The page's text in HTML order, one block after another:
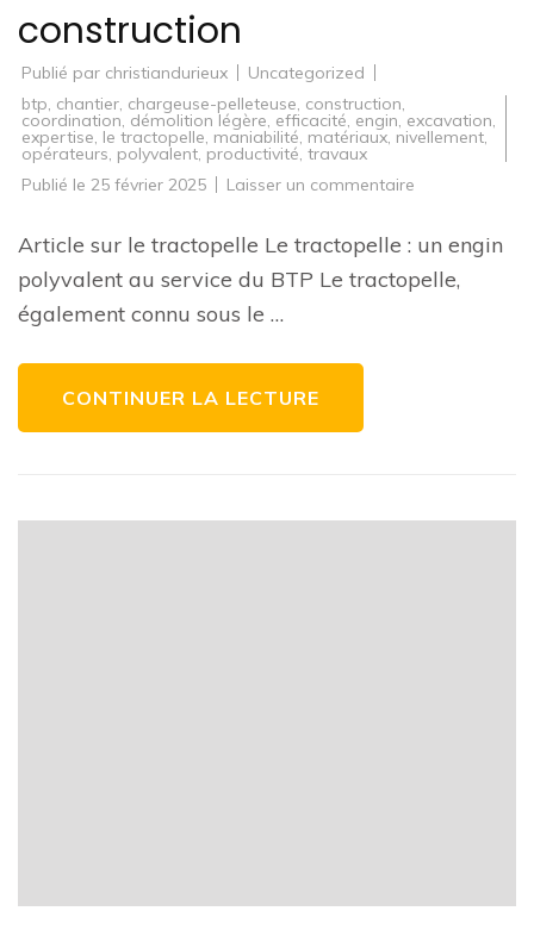
construction
Publié par christiandurieux
Uncategorized
btp, chantier, chargeuse-pelleteuse, construction,
coordination, démolition légère, efficacité, engin, excavation,
expertise, le tractopelle, maniabilité, matériaux, nivellement,
opérateurs, polyvalent, productivité, travaux
Publié le 25 février 2025 Laisser un commentaire
l’outil
polyvalent
indispensable
Article sur le tractopelle Le tractopelle : un engin
polyvalent au service du BTP Le tractopelle,
également connu sous le …
CONTINUER LA LECTURE